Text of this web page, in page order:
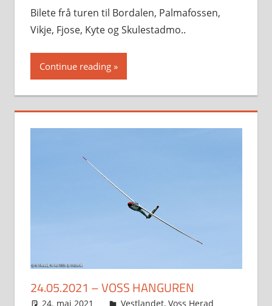
Bilete frå turen til Bordalen, Palmafossen,
Vikje, Fjose, Kyte og Skulestadmo..
Continue reading
24.05.2021 – VOSS HANGUREN
24. mai 2021 Svein
Vestlandet, Voss Herad